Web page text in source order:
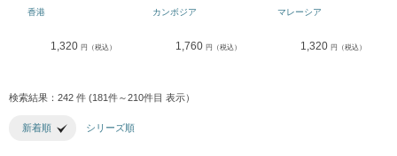
香港
1,320 円（税込）
カンボジア
1,760 円（税込）
マレーシア
1,320 円（税込）
検索結果：242 件 (181件～210件目 表示）
新着順 シリーズ順